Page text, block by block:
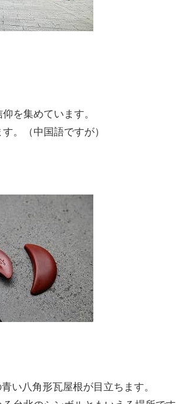
を集めています。
。（中国語ですが）
い八角形瓦屋根が目立ちます。